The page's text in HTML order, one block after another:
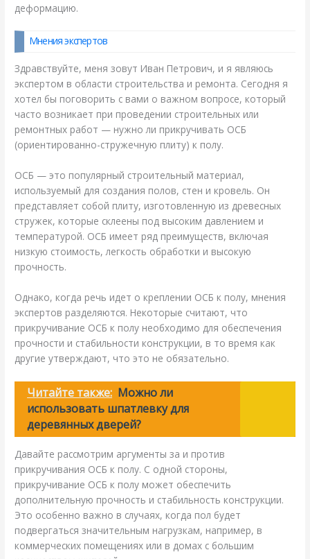
деформацию.
Мнения экспертов
Здравствуйте, меня зовут Иван Петрович, и я являюсь
экспертом в области строительства и ремонта. Сегодня я
хотел бы поговорить с вами о важном вопросе, который
часто возникает при проведении строительных или
ремонтных работ — нужно ли прикручивать ОСБ
(ориентированно-стружечную плиту) к полу.
ОСБ — это популярный строительный материал,
используемый для создания полов, стен и кровель. Он
представляет собой плиту, изготовленную из древесных
стружек, которые склеены под высоким давлением и
температурой. ОСБ имеет ряд преимуществ, включая
низкую стоимость, легкость обработки и высокую
прочность.
Однако, когда речь идет о креплении ОСБ к полу, мнения
экспертов разделяются. Некоторые считают, что
прикручивание ОСБ к полу необходимо для обеспечения
прочности и стабильности конструкции, в то время как
другие утверждают, что это не обязательно.
Читайте также: Можно ли
использовать шпатлевку для
деревянных дверей?
Давайте рассмотрим аргументы за и против
прикручивания ОСБ к полу. С одной стороны,
прикручивание ОСБ к полу может обеспечить
дополнительную прочность и стабильность конструкции.
Это особенно важно в случаях, когда пол будет
подвергаться значительным нагрузкам, например, в
коммерческих помещениях или в домах с большим